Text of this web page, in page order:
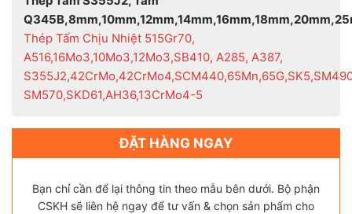
Thép Tấm Chịu Nhiệt 515Gr70,
A516,16Mo3,10Mo3,12Mo3,SB410, A285, A387,
SM570,SKD61,AH36,13CrMo4-5
ĐẶT HÀNG NGAY
Bạn chỉ cần để lại thông tin theo mẫu bên dưới. Bộ phận
CSKH sẽ liên hệ ngay để tư vấn & chọn sản phẩm cho